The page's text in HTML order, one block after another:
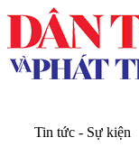
Tin tức - Sự kiện